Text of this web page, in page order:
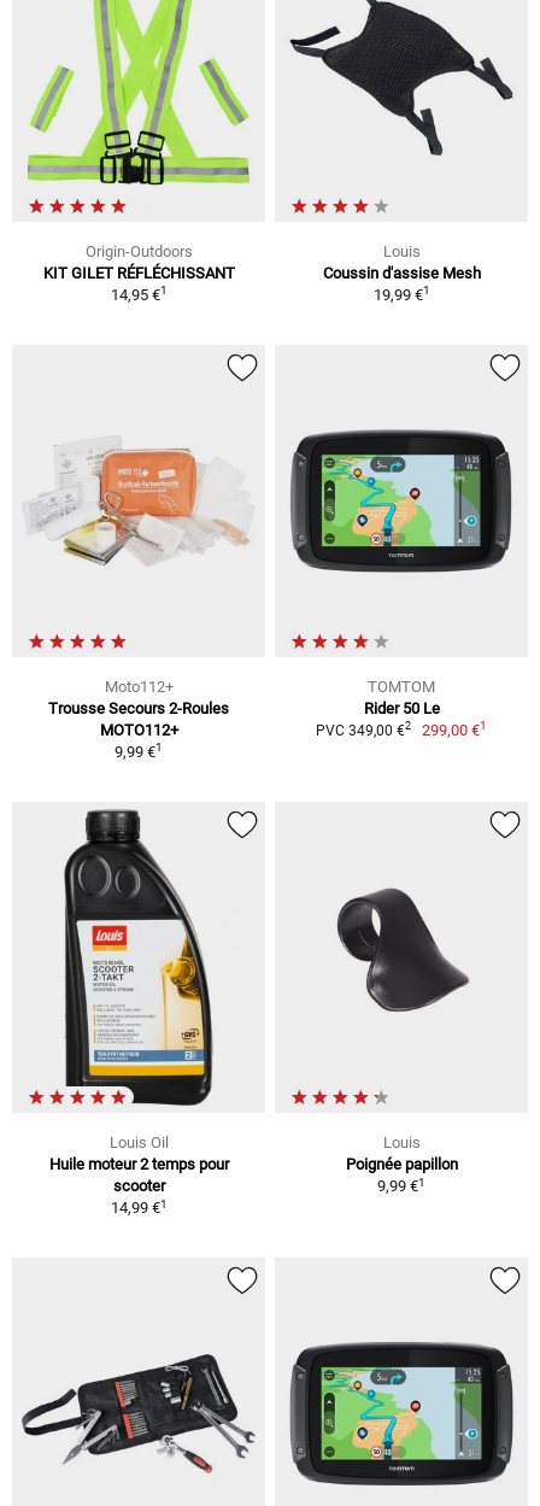
Origin-Outdoors
KIT GILET RÉFLÉCHISSANT
14,95 €1
Louis
Coussin d'assise Mesh
19,99 €1
Moto112+
Trousse Secours 2-Roules
MOTO112+
9,99 €1
TOMTOM
Rider 50 Le
PVC 349,00 €2 299,00 €1
Louis Oil
Huile moteur 2 temps pour
scooter
14,99 €1
Louis
Poignée papillon
9,99 €1